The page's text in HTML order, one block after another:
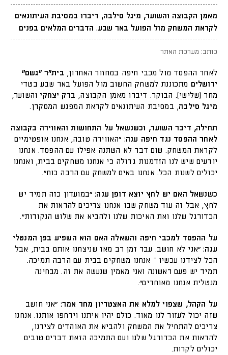
מאמן הקבוצה והשוער, מיגל סילבה, דיברו במסיבת העיתונאים
לקראת המשחק מול הפועל באר שבע. הדברים המלאים בפנים
כותב: מערכת האתר
לאחר ההפסד מול מכבי חיפה במחזור האחרון, בית"ר "גשם"
ירושלים מתכוננת למשחק החשוב מול הפועל באר שבע בטדי
מחר (שלישי). הבוקר. דיברו מאמן הקבוצה, ברק יצחקי והשוער,
מיגל סילבה, במסיבת העיתונאים לקראת המפגש המסקרן.
תחילה, דיבר השוער, וכשנשאל על התחושות והאווירה בקבוצה
לאחר ההפסד נגד חיפה ענה: "האווירה טובה, אנחנו אופטימיים
לקראת המשחק. שום דבר לא השתנה אפילו עם ההפסד. אנחנו
יודעים שיש לנו הזדמנות גדולה כי אנחנו משחקים בבית, ואנחנו
יכולים לשנות הכל. אנחנו באים למשחק עם הרבה כוח".
כשנשאל האם יש לחץ יוצא דופן ענה:"במועדון כזה תמיד יש
לחץ, אבל זה עוד משחק שבו אנחנו צריכים להראות את
הכדורגל שלנו ואת האיכות שלנו ולהביא את שלוש הנקודות".
על ההפסד למכבי חיפה והשאלה האם הוא השפיע בפן המנטלי
ענה:"אני לא חושב. עבר זמן רב מאז שניצחנו אותם בבית, אבל
הכל לצידנו עכשיו – אנחנו משחקים בבית עם הרבה תמיכה.
תמיד יש פעם ראשונה ואני מאמין שנעשה את זה. מבחינה
מנטלית אנחנו מאוחדים".
על הקהל, שצפוי למלא את האצטדיון מחר אמר: "אני חושב
שזה יכול לעזור לנו מאוד. כולם יהיו איתנו וידחפו אותנו. אנחנו
צריכים להתחיל את המשחק ולהביא את האוהדים לצידנו,
להראות את הכדורגל שלנו ועם התמיכה הזאת דברים טובים
יכולים לקרות.